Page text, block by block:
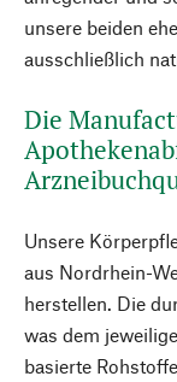
unsere beiden
ausschließlich
Die
Unsere
aus Nordrhein-
herstellen. Die
was dem
basierte